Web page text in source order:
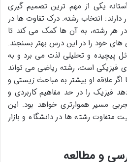
یکی از مهم ترین تصمیم گیری
انتخاب رشته. درک تفاوت ها در
هر رشته، به آن ها کمک می کند تا
های خود را در این درس بهتر بسنجند.
پیچیده و تحلیلی لذت می برد و به
فیزیکی است، رشته ریاضی می تواند
علاقه او بیشتر به مباحث زیستی و
فیزیک را در حد مفاهیم کاربردی و
مسیر هموارتری خواهد بود. این
متفاوت رشته ها در دانشگاه و بازار
و مطالعه